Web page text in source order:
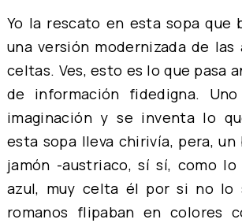
Yo la rescato en esta sopa que
una versión modernizada de las
celtas. Ves, esto es lo que pasa
de información fidedigna.
imaginación y se inventa lo
esta sopa lleva chirivía, pera, un
jamón -austriaco, sí sí, como
azul, muy celta él por si no lo
romanos flipaban en colores